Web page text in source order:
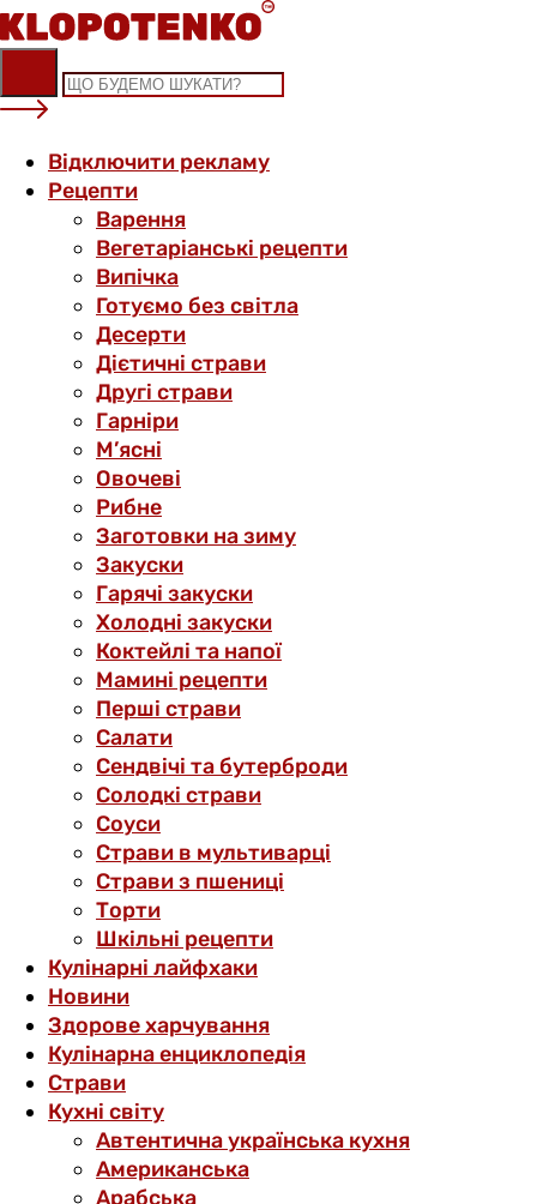
Skip
to
content
Відключити рекламу
Рецепти
Варення
Вегетаріанські рецепти
Випічка
Готуємо без світла
Десерти
Дієтичні страви
Другі страви
Гарніри
М’ясні
Овочеві
Рибне
Заготовки на зиму
Закуски
Гарячі закуски
Холодні закуски
Коктейлі та напої
Мамині рецепти
Перші страви
Салати
Сендвічі та бутерброди
Солодкі страви
Соуси
Страви в мультиварці
Страви з пшениці
Торти
Шкільні рецепти
Кулінарні лайфхаки
Новини
Здорове харчування
Кулінарна енциклопедія
Страви
Кухні світу
Автентична українська кухня
Американська
Арабська